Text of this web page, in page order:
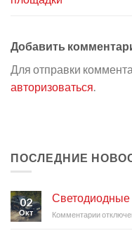
Добавить
Для отправки
авторизоваться.
ПОСЛЕДНИЕ
02
Окт
Светодиодные
Комментариик